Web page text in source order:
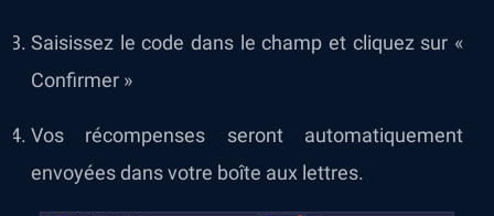
Saisissez le code dans le champ et cliquez sur «
Confirmer »
Vos récompenses seront automatiquement
envoyées dans votre boîte aux lettres.